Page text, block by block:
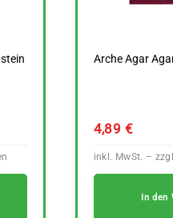
Arche Agar
4,89 €
In den